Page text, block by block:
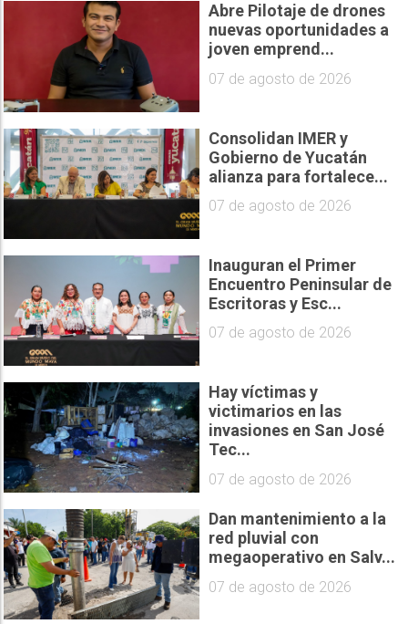
Abre Pilotaje de drones
nuevas oportunidades a
joven emprend...
07 de agosto de 2026
Consolidan IMER y
Gobierno de Yucatán
alianza para fortalece...
07 de agosto de 2026
Inauguran el Primer
Encuentro Peninsular de
Escritoras y Esc...
07 de agosto de 2026
Hay víctimas y
victimarios en las
invasiones en San José
Tec...
07 de agosto de 2026
Dan mantenimiento a la
red pluvial con
megaoperativo en Salv...
07 de agosto de 2026